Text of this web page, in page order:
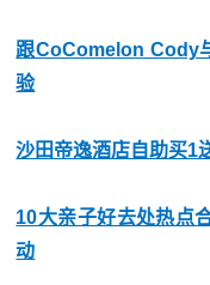
跟CoComelon Cody
验
沙田帝逸酒店自助买1
10大亲子好去处热点
动